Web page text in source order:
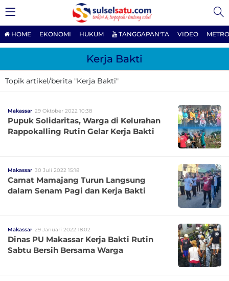
HOME EKONOMI HUKUM TANGGAPAN'TA VIDEO
Kerja Bakti
Topik artikel/berita "Kerja Bakti"
Makassar 29 Oktober 2022 10:38
Pupuk Solidaritas, Warga di Kelurahan
Rappokalling Rutin Gelar Kerja Bakti
Makassar 30 Juli 2022 15:18
Camat Mamajang Turun Langsung
dalam Senam Pagi dan Kerja Bakti
Makassar 29 Januari 2022 18:02
Dinas PU Makassar Kerja Bakti Rutin
Sabtu Bersih Bersama Warga